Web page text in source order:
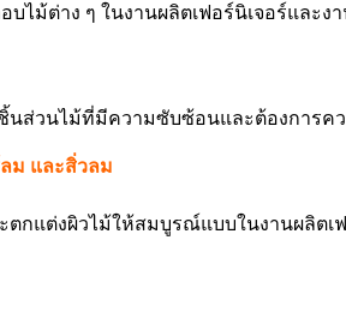
ม้ต่าง ๆ ในงานผลิตเฟอร์นิเจอร์และง
นส่วนไม้ที่มีความซับซ้อนและต้องการค
ลม และสิ่วลม
ตกแต่งผิวไม้ให้สมบูรณ์แบบในงานผลิตเ